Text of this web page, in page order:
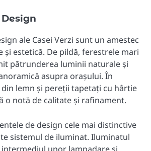
ale Casei Verzi sunt un amestec
și estetică. De pildă, ferestrele mari
pătrunderea luminii naturale și
asupra orașului. În
lemn și pereții tapetați cu hârtie
o notă de calitate și rafinament.
de design cele mai distinctive
sistemul de iluminat. Iluminatul
unor lampadare și